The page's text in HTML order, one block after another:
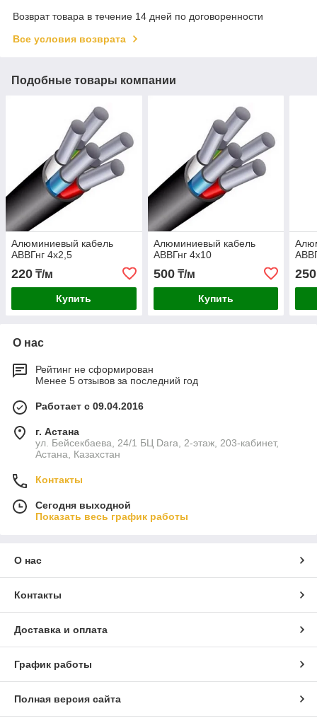
Возврат товара в течение 14 дней по договоренности
Все условия возврата
Подобные товары компании
Алюминиевый кабель
АВВГнг 4х2,5
220 ₸/м
Купить
Алюминиевый кабель
АВВГнг 4х10
500₸/м
Купить
250
О нас
Рейтинг не сформирован
Менее 5 отзывов за последний год
Работает с 09.04.2016
г. Астана
ул. Бейсекбаева, 24/1 БЦ Dara, 2-этаж, 203-кабинет,
Астана, Казахстан
Контакты
Сегодня выходной
Показать весь график работы
О нас
Контакты
Доставка и оплата
График работы
Полная версия сайта